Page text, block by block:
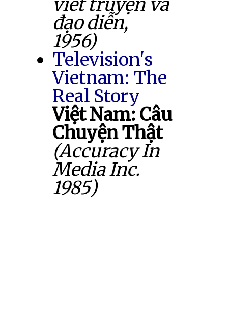
đạo diễn,
1956)
Television's
Vietnam: The
Real Story
Việt Nam: Câu
Chuyện Thật
(Accuracy In
Media Inc.
1985)